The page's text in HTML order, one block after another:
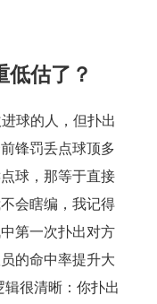
低估了？
球的人，但扑出
锋罚丢点球顶多
球，那等于直接
会瞎编，我记得
第一次扑出对方
的命中率提升大
很清晰：你扑出